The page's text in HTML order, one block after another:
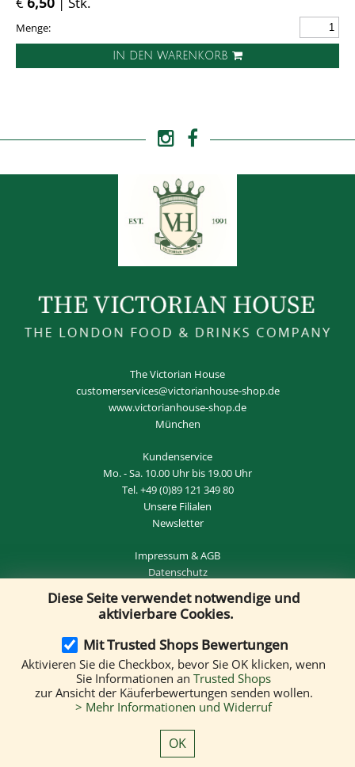
Menge:
IN DEN WARENKORB
The Victorian House
customerservices@victorianhouse-shop.de
www.victorianhouse-shop.de
München
Kundenservice
Mo. - Sa. 10.00 Uhr bis 19.00 Uhr
Tel.+49 (0)89 121 349 80
Unsere Filialen
Newsletter
Impressum &AGB
Datenschutz
Widerrufsrecht& VERTRAG WIDERRUFEN
Versand per:
Wir akzeptieren folgende Zahlungsmethoden:
Diese Seite verwendet notwendige und
aktivierbare Cookies.
Mit Trusted Shops Bewertungen
Aktivieren Sie die Checkbox, bevor Sie OK klicken, wenn
Sie Informationen an Trusted Shops
zur Ansicht der Käuferbewertungen senden wollen.
> Mehr Informationen und Widerruf
OK